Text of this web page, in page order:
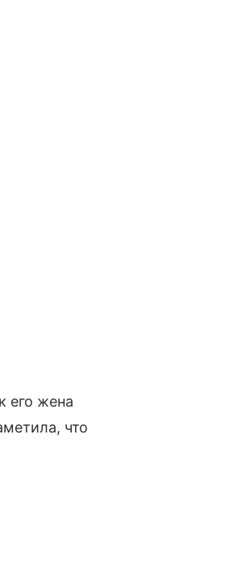
его жена
что